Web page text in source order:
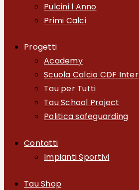
Pulcini l Anno
Primi Calci
Progetti
Academy
Scuola Calcio CDF Inter
Tau per Tutti
Tau School Project
Politica safeguarding
Contatti
Impianti Sportivi
Tau Shop